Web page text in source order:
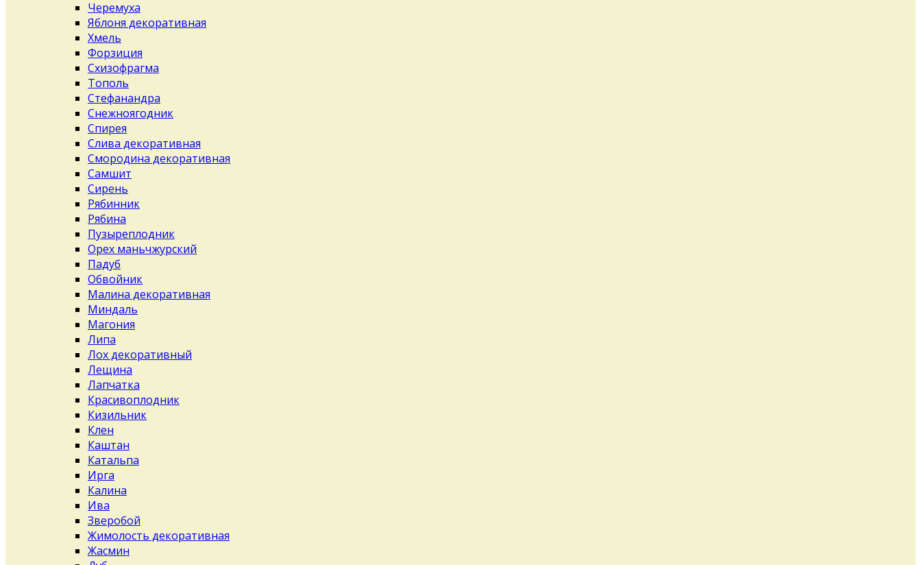
Черемуха
Яблоня декоративная
Хмель
Форзиция
Схизофрагма
Тополь
Стефанандра
Снежноягодник
Спирея
Слива декоративная
Смородина декоративная
Самшит
Сирень
Рябинник
Рябина
Пузыреплодник
Орех маньчжурский
Падуб
Обвойник
Малина декоративная
Миндаль
Магония
Липа
Лох декоративный
Лещина
Лапчатка
Красивоплодник
Кизильник
Клен
Каштан
Катальпа
Ирга
Калина
Ива
Зверобой
Жимолость декоративная
Жасмин